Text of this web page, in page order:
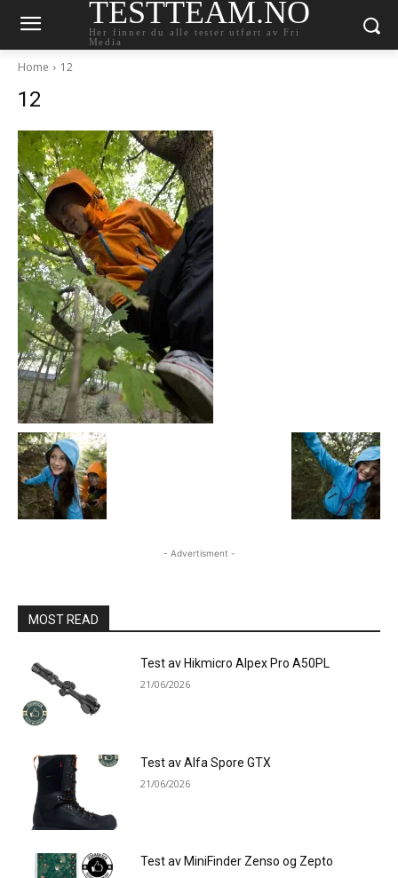
TESTTEAM.NO
Her finner du alle tester utført av Fri
Media
Home 12
12
- Advertisment -
MOST READ
Test av Hikmicro Alpex Pro A50PL
21/06/2026
Test av Alfa Spore GTX
21/06/2026
Test av MiniFinder Zenso og Zepto